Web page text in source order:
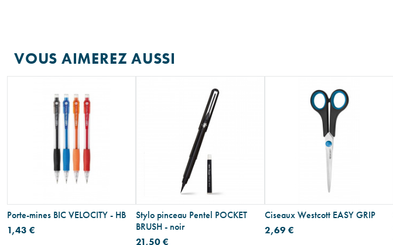
VOUS AIMEREZ AUSSI
Porte-mines BIC VELOCITY - HB
1,43 €
Stylo pinceau Pentel POCKET
BRUSH - noir
21,50 €
Ciseaux Westcott EASY GRIP
2,69 €